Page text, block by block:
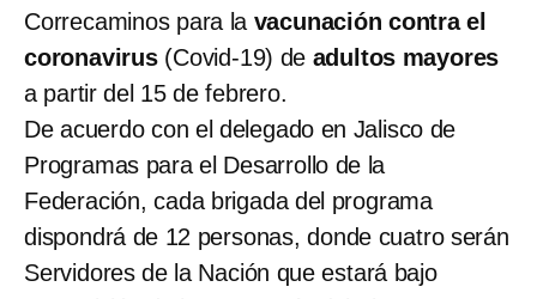
Correcaminos para la vacunación contra el
coronavirus(Covid-19) de adultos mayores
a partir del 15 de febrero.
De acuerdo con el delegado en Jalisco de
Programas para el Desarrollo de la
Federación, cada brigada del programa
dispondrá de 12 personas, donde cuatro serán
Servidores de la Nación que estará bajo